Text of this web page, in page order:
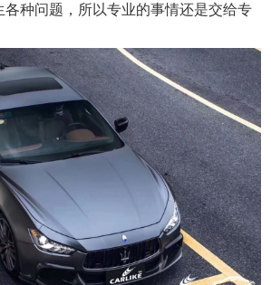
各种问题，所以专业的事情还是交给专